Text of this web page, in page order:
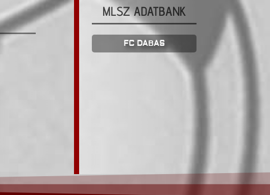
MLSZ ADATBANK
FC DABAS